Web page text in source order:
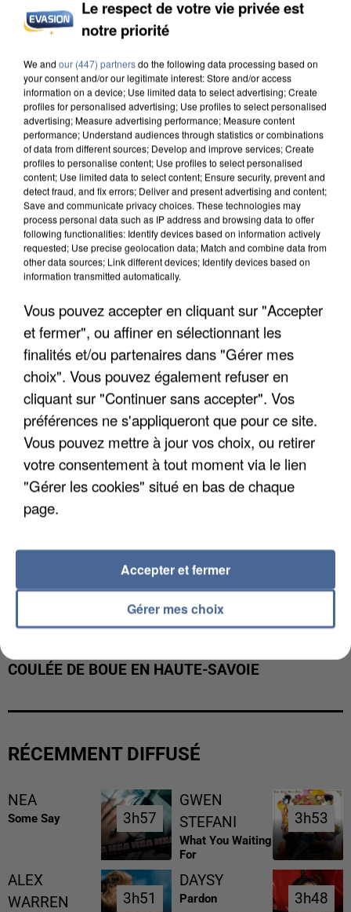
MAFIA INTERPELLÉ EN ALGÉRIE
UN SECOND CADRE DE LA DZ MAFIA
INTERPELLÉ EN ALGÉRIE
COULÉE DE BOUE EN HAUTE-SAVOIE
RÉCEMMENT DIFFUSÉ
NEA
Some Say 3h57
3h57
GWEN
STEFANI
What You Waiting
For
3h53
3h53
ALEX
WARREN
3h51
3h51
DAYSY
Pardon 3h48
3h48
Le respect de votre vie privée est
notre priorité
We and our (447) partnersdo the following data processing based on
your consent and/or our legitimate interest: Store and/or access
information on a device; Use limited data to select advertising; Create
profiles for personalised advertising; Use profiles to select personalised
advertising; Measure advertising performance; Measure content
performance; Understand audiences through statistics or combinations
of data from different sources; Develop and improve services; Create
profiles to personalise content; Use profiles to select personalised
content; Use limited data to select content; Ensure security, prevent and
detect fraud, and fix errors; Deliver and present advertising and content;
Save and communicate privacy choices. These technologies may
process personal data such as IP address and browsing data to offer
following functionalities: Identify devices based on information actively
requested; Use precise geolocation data; Match and combine data from
other data sources; Link different devices; Identify devices based on
information transmitted automatically.
Vous pouvez accepter en cliquant sur "Accepter
et fermer", ou affiner en sélectionnant les
finalités et/ou partenaires dans "Gérer mes
choix". Vous pouvez également refuser en
cliquant sur "Continuer sans accepter". Vos
préférences ne s'appliqueront que pour ce site.
Vous pouvez mettre à jour vos choix, ou retirer
votre consentement à tout moment via le lien
"Gérer les cookies" situé en bas de chaque
page.
Gérer mes choix
Accepter et fermer